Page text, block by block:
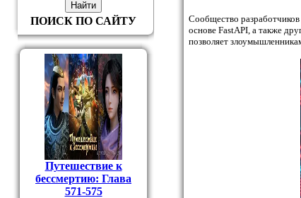
ПОИСК ПО САЙТУ
Путешествие к
бессмертию: Глава
571-575
Сообщество
основе FastAPI, а также
позволяет